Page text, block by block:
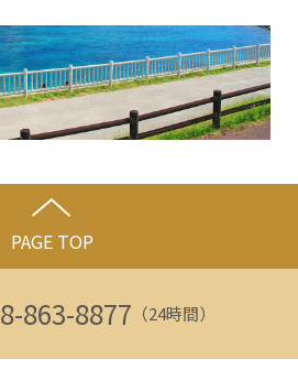
PAGE TOP
863-8877 （24時間）